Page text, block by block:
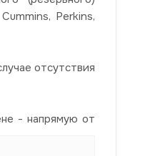
Perkins,
отсутствия
- напрямую от